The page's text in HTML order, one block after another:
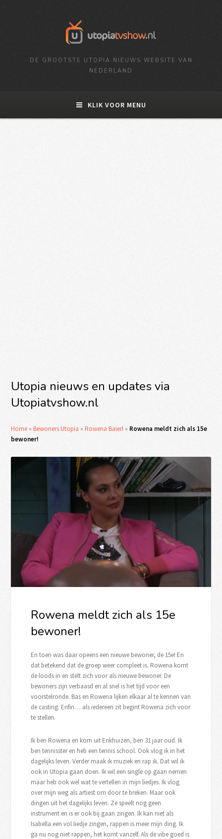
DE GROOTSTE UTOPIA NIEUWS WEBSITE VAN
NEDERLAND
KLIK VOOR MENU
Utopia nieuws en updates via
Utopiatvshow.nl
Home » Bewoners Utopia »Rowena Baierl » Rowena meldt zich als 15e
bewoner!
Rowena meldt zich als 15e
bewoner!
En toen was daar opeens een nieuwe bewoner, de 15e! En
dat betekend dat de groep weer compleet is. Rowena komt
de loods in en stelt zich voor als nieuwe bewoner. De
bewoners zijn verbaasd en al snel is het tijd voor een
voorstelronde. Bas en Rowena lijken elkaar al te kennen van
de casting. Enfin… als iedereen zit begint Rowena zich voor
te stellen.
Ik ben Rowena en kom uit Enkhuizen, ben 31 jaar oud. Ik
ben tennisster en heb een tennis school. Ook vlog ik in het
dagelijks leven. Verder maak ik muziek en rap ik. Dat wil ik
ook in Utopia gaan doen. Ik wil een single op gaan nemen
maar heb ook wel wat te vertellen in mijn liedjes. Ik vlog
over mijn weg als artiest om door te breken. Maar ook
dingen uit het dagelijks leven. Ze speelt nog geen
instrument en is er ook bij gaan zingen. Ik kan niet als
Isabella een vol liedje zingen, rappen is meer mijn ding. Ik
ga nu nog niet rappen, het komt vanzelf. Als de vibe goed is